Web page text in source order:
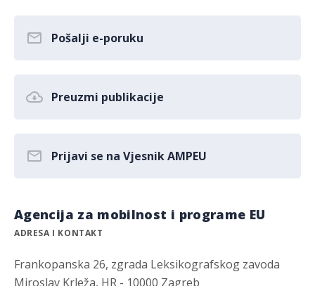
Pošalji e-poruku
Preuzmi publikacije
Prijavi se na Vjesnik AMPEU
Agencija za mobilnost i programe EU
ADRESA I KONTAKT
Frankopanska 26, zgrada Leksikografskog zavoda
Miroslav Krleža, HR - 10000 Zagreb